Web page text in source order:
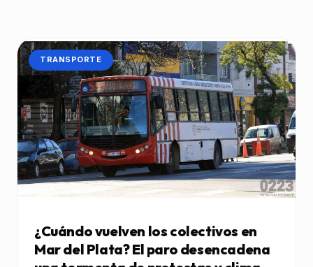
CATEGORÍA:
TRANSPORTE
¿Cuándo vuelven los colectivos en
Mar del Plata? El paro desencadena